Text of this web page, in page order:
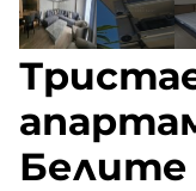
Белите